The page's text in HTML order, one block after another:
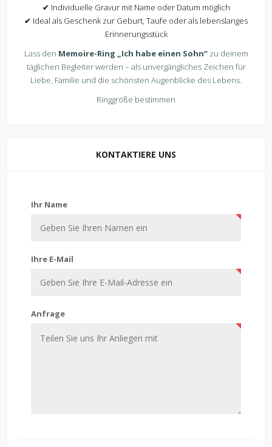
✔ Individuelle Gravur mit Name oder Datum möglich
✔ Ideal als Geschenk zur Geburt, Taufe oder als lebenslanges
Erinnerungsstück
Lass den Memoire-Ring „Ich habe einen Sohn“zu deinem
täglichen Begleiter werden – als unvergängliches Zeichen für
Liebe, Familie und die schönsten Augenblicke des Lebens.
Ringgröße bestimmen
KONTAKTIERE UNS
Ihr Name
Ihre E-Mail
Anfrage